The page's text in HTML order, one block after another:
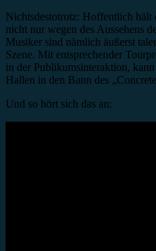
Nichtsdestotrotz: Hoffentlich hält
nicht nur wegen des Aussehens
Musiker sind nämlich äußerst
Szene. Mit entsprechender
in der Publikumsinteraktion,
Hallen in den Bann des
Und so hört sich das an: